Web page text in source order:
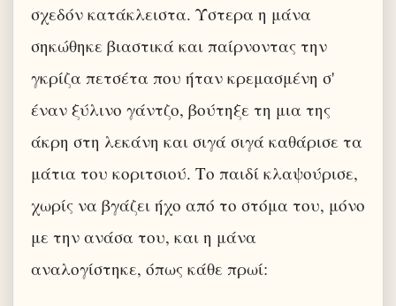
σχεδόν κατάκλειστα. Ύστερα η μάνα
σηκώθηκε βιαστικά και παίρνοντας την
γκρίζα πετσέτα που ήταν κρεμασμένη σ'
έναν ξύλινο γάντζο, βούτηξε τη μια της
άκρη στη λεκάνη και σιγά σιγά καθάρισε τα
μάτια του κοριτσιού. Το παιδί κλαψούρισε,
χωρίς να βγάζει ήχο από το στόμα του, μόνο
με την ανάσα του, και η μάνα
αναλογίστηκε, όπως κάθε πρωί: